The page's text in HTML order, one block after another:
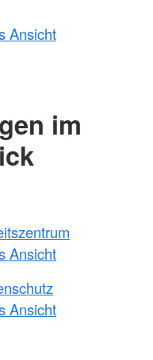
Ansicht
im
Ansicht
Ansicht